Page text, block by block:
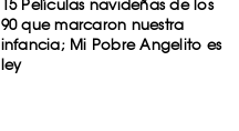
15 Películas navideñas de los
90 que marcaron nuestra
infancia; Mi Pobre Angelito es
ley